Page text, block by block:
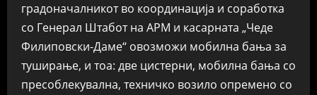
градоначалникот во координација и соработка
со Генерал Штабот на АРМ и касарната „Чеде
Филиповски-Даме“ овозможи мобилнa бањa за
туширање, и тоа: две цистерни, мобилна бања со
пресоблекувална, техничко возило опремено со